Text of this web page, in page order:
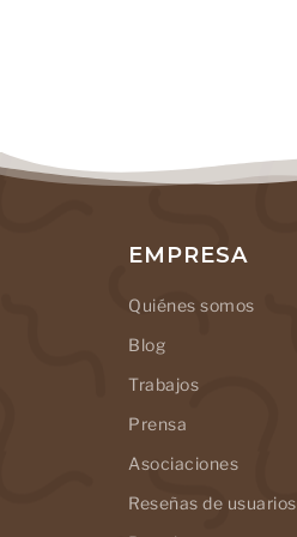
EMPRESA
Quiénes somos
Blog
Trabajos
Prensa
Asociaciones
Reseñas de usuarios